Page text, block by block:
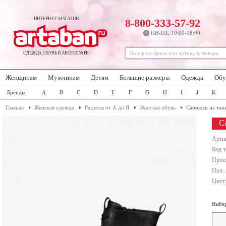
ИНТЕРНЕТ-МАГАЗИН
ОДЕЖДА, ОБУВЬ И АКСЕССУАРЫ
8-800-333-57-92
ПН-ПТ, 10:00-18:00
Женщинам Мужчинам Детям Большие размеры Одежда
Бренды: A B C D E F G H I J K
Главная Женская одежда Разделы от А до Я Женская обувь Сапожки на
Код
Пол: